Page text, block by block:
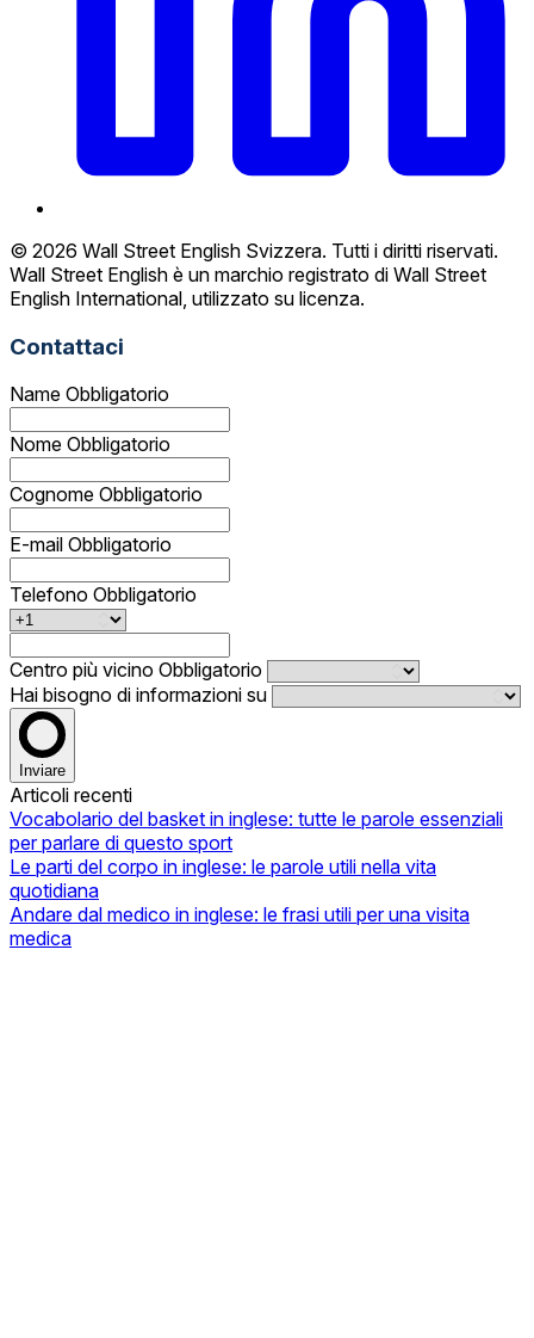
© 2026 Wall Street English Svizzera. Tutti i diritti riservati.
Wall Street English è un marchio registrato di Wall Street
English International, utilizzato su licenza.
Contattaci
Name Obbligatorio
Nome Obbligatorio
Cognome Obbligatorio
E-mail Obbligatorio
Telefono Obbligatorio
Centro più vicino Obbligatorio
Hai bisogno di informazioni su
Inviare
Articoli recenti
Vocabolario del basket in inglese: tutte le parole essenziali
per parlare di questo sport
Le parti del corpo in inglese: le parole utili nella vita
quotidiana
Andare dal medico in inglese: le frasi utili per una visita
medica